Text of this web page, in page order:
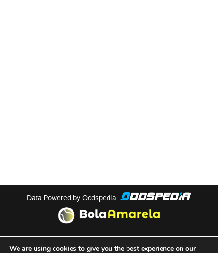
Data Powered by Oddspedia
theme bymeow
We are using cookies to give you the best experience on our